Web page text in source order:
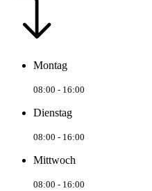
Montag
08:00 - 16:00
Dienstag
08:00 - 16:00
Mittwoch
08:00 - 16:00